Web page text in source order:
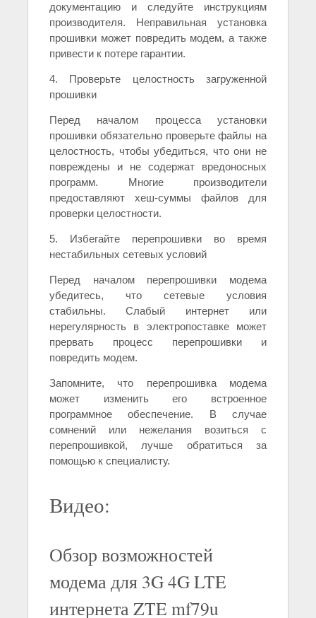
документацию и следуйте инструкциям
производителя. Неправильная установка
прошивки может повредить модем, а также
привести к потере гарантии.
4. Проверьте целостность загруженной
прошивки
Перед началом процесса установки
прошивки обязательно проверьте файлы на
целостность, чтобы убедиться, что они не
повреждены и не содержат вредоносных
программ. Многие производители
предоставляют хеш-суммы файлов для
проверки целостности.
5. Избегайте перепрошивки во время
нестабильных сетевых условий
Перед началом перепрошивки модема
убедитесь, что сетевые условия
стабильны. Слабый интернет или
нерегулярность в электропоставке может
прервать процесс перепрошивки и
повредить модем.
Запомните, что перепрошивка модема
может изменить его встроенное
программное обеспечение. В случае
сомнений или нежелания возиться с
перепрошивкой, лучше обратиться за
помощью к специалисту.
Видео:
Обзор возможностей
модема для 3G 4G LTE
интернета ZTE mf79u